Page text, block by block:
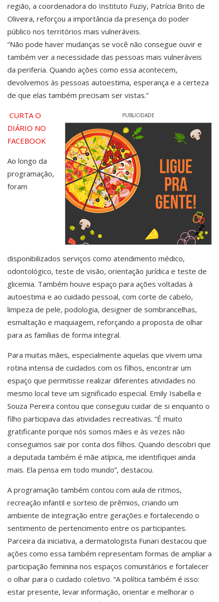
região, a coordenadora do Instituto Fuziy, Patrícia Brito de
Oliveira, reforçou a importância da presença do poder
público nos territórios mais vulneráveis.
“Não pode haver mudanças se você não consegue ouvir e
também ver a necessidade das pessoas mais vulneráveis
da periferia. Quando ações como essa acontecem,
devolvemos às pessoas autoestima, esperança e a certeza
de que elas também precisam ser vistas.”
PUBLICIDADE
CURTA O
DIÁRIO NO
FACEBOOK
Ao longo da
programação,
foram
disponibilizados serviços como atendimento médico,
odontológico, teste de visão, orientação jurídica e teste de
glicemia. Também houve espaço para ações voltadas à
autoestima e ao cuidado pessoal, com corte de cabelo,
limpeza de pele, podologia, designer de sombrancelhas,
esmaltação e maquiagem, reforçando a proposta de olhar
para as famílias de forma integral.
Para muitas mães, especialmente aquelas que vivem uma
rotina intensa de cuidados com os filhos, encontrar um
espaço que permitisse realizar diferentes atividades no
mesmo local teve um significado especial. Emily Isabella e
Souza Pereira contou que conseguiu cuidar de si enquanto o
filho participava das atividades recreativas. “É muito
gratificante porque nós somos mães e às vezes não
conseguimos sair por conta dos filhos. Quando descobri que
a deputada também é mãe atípica, me identifiquei ainda
mais. Ela pensa em todo mundo”, destacou.
A programação também contou com aula de ritmos,
recreação infantil e sorteio de prêmios, criando um
ambiente de integração entre gerações e fortalecendo o
sentimento de pertencimento entre os participantes.
Parceira da iniciativa, a dermatologista Funari destacou que
ações como essa também representam formas de ampliar a
participação feminina nos espaços comunitários e fortalecer
o olhar para o cuidado coletivo. “A política também é isso:
estar presente, levar informação, orientar e melhorar o